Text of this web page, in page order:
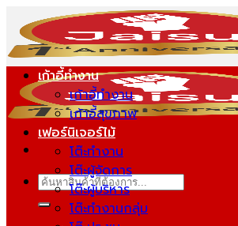
ยัง
เนื้อหา
ค้นหา:
เก้าอี้ทำงาน
เก้าอี้ทำงาน
เก้าอี้สุขภาพ
เฟอร์นิเจอร์ไม้
โต๊ะทำงาน
โต๊ะผู้จัดการ
โต๊ะผู้บริหาร
โต๊ะทำงานกลุ่ม